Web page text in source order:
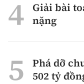
Giải bài
nặng
Phá dỡ
502 tỷ